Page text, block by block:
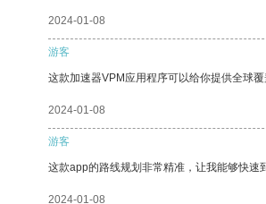
2024-01-08
游客
这款加速器VPM应用程序可以给你提供全球覆
2024-01-08
游客
这款app的路线规划非常精准，让我能够快速
2024-01-08